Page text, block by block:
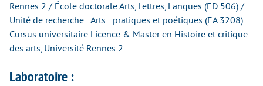
Rennes 2 / École doctorale Arts, Lettres, Langues (ED 506) /
Unité de recherche : Arts : pratiques et poétiques (EA 3208).
Cursus universitaire Licence & Master en Histoire et critique
des arts, Université Rennes 2.
Laboratoire :